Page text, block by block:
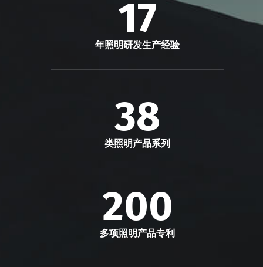
17
年照明研发生产经验
38
类照明产品系列
200
多项照明产品专利